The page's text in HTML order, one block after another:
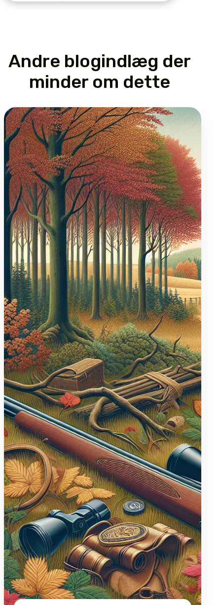
Andre blogindlæg der
minder om dette